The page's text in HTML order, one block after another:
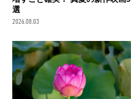
選
2026.08.03